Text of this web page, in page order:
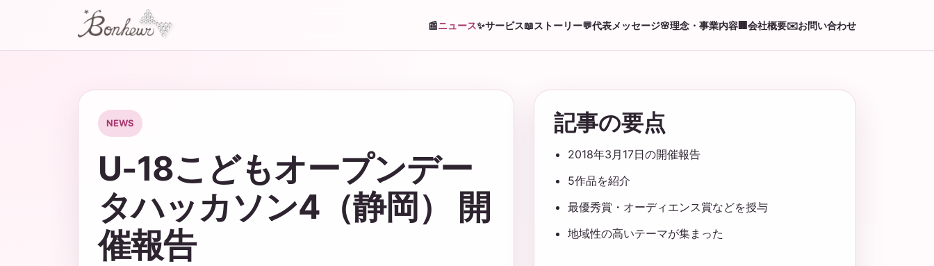
📰ニュース✨サービス📖ストーリー💬代表メッセージ🌸理念・事業内容 会社概要✉️お問い合わせ
NEWS
U-18こどもオープンデー
タハッカソン4（静岡） 開
催報告
記事の要点
2018年3月17日の開催報告
5作品を紹介
最優秀賞・オーディエンス賞などを授与
地域性の高いテーマが集まった